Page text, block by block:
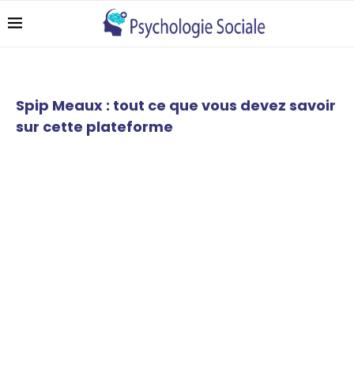
Spip Meaux : tout ce que vous devez savoir
sur cette plateforme